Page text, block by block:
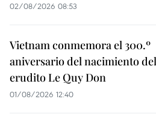
02/08/2026 08:53
Vietnam conmemora el 300.º
aniversario del nacimiento del
erudito Le Quy Don
01/08/2026 12:40